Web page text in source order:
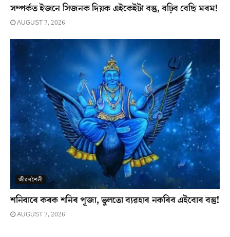
সম্পৰ্কত ইজনে সিজনক দিয়ক এইকেইটা বস্তু, বঢ়িব বেছি মৰম!
AUGUST 7, 2026
জীৱনশৈলী
শনিবাৰে কৰক শনিৰ পূজা, ভুলতো ব্যৱহাৰ নকৰিব এইবোৰ বস্তু!
AUGUST 7, 2026